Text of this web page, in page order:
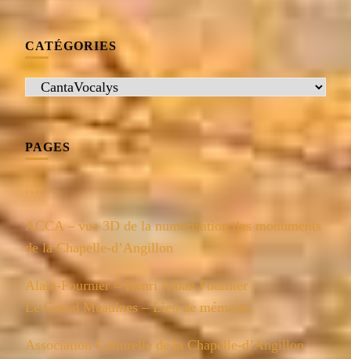
CATÉGORIES
Catégories
PAGES
…./…
ACCA – vue 3D de la numérisation des monuments
de la Chapelle-d’Angillon
Alain-Fournier = Henri Alban Fournier
Le Grand Meaulnes – Lieu de mémoire
Association Culturelle de la Chapelle-d’Angillon –